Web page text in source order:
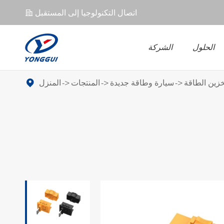
𐄀 اتصال التكنولوجيا إلى المستقبل
الشركة الحلول
المنزل المنتجات سيارة وطاقة جديدة الطاقة